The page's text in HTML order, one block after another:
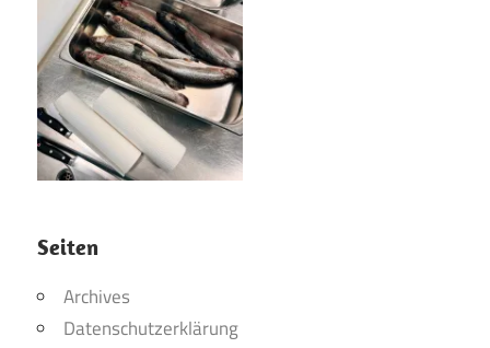
Seiten
Archives
Datenschutzerklärung